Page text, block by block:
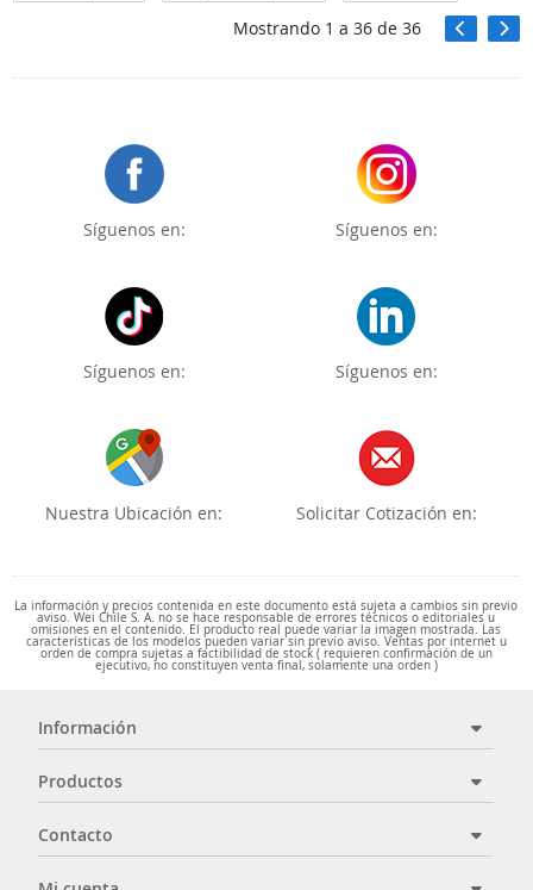
Mostrando 1 a 36de 36
Síguenos en: Síguenos en:
Síguenos en: Síguenos en:
Nuestra Ubicación en: Solicitar Cotización en:
La información y precios contenida en este documento está sujeta a cambios sin previo
aviso. Wei Chile S. A. no se hace responsable de errores técnicos o editoriales u
omisiones en el contenido. El producto real puede variar la imagen mostrada. Las
características de los modelos pueden variar sin previo aviso. Ventas por internet u
orden de compra sujetas a factibilidad de stock ( requieren confirmación de un
ejecutivo, no constituyen venta final, solamente una orden )
Información
Productos
Contacto